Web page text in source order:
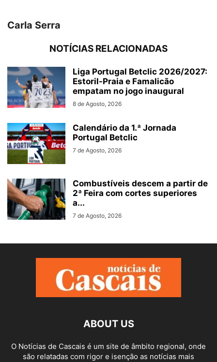
Carla Serra
NOTÍCIAS RELACIONADAS
Liga Portugal Betclic 2026/2027:
Estoril-Praia e Famalicão
empatam no jogo inaugural
8 de Agosto, 2026
Calendário da 1.ª Jornada
Portugal Betclic
7 de Agosto, 2026
Combustíveis descem a partir de
2ª Feira com cortes superiores
a...
7 de Agosto, 2026
ABOUT US
O Notícias de Cascais é um site de âmbito regional, onde
são relatadas com rigor e isenção as notícias mais